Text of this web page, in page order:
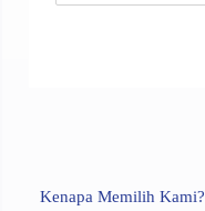
Kenapa Memilih Kami?